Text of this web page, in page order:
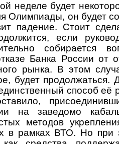
неделе будет
Олимпиады, он будет
падение. Стоит
если
собирается
Банка России от
рынка. В этом
будет продолжаться.
способ её
на заведомо
методов
в рамках ВТО. Но при